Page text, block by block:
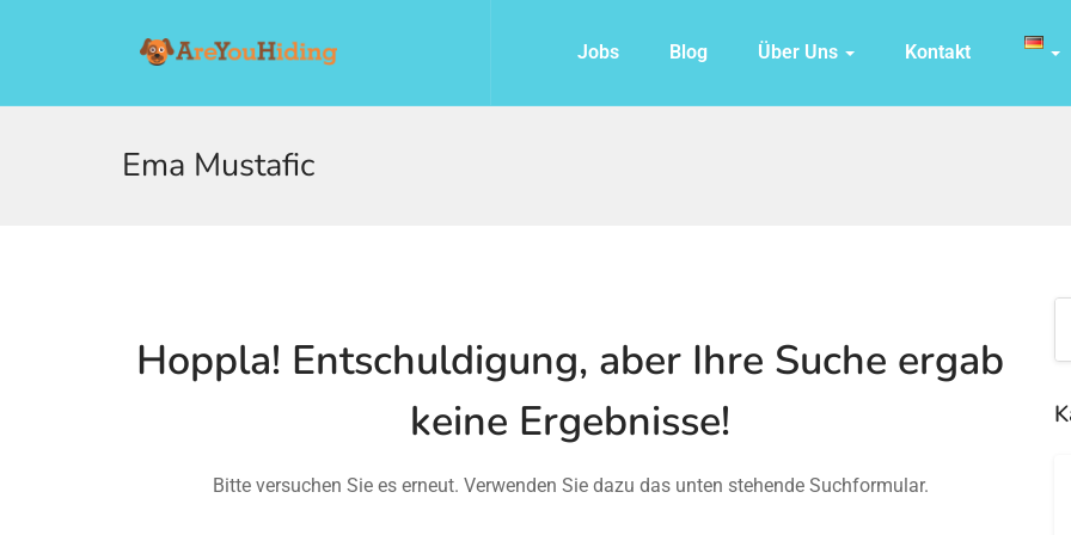
Jobs Blog Über Uns Kontakt
Ema Mustafic
Hoppla! Entschuldigung, aber Ihre Suche ergab
keine Ergebnisse!
Bitte versuchen Sie es erneut. Verwenden Sie dazu das unten stehende Suchformular.